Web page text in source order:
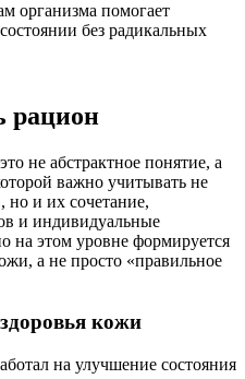
организма помогает
без радикальных
рацион
не абстрактное понятие, а
важно учитывать не
но и их сочетание,
и индивидуальные
на этом уровне формируется
а не просто «правильное
кожи
на улучшение состояния